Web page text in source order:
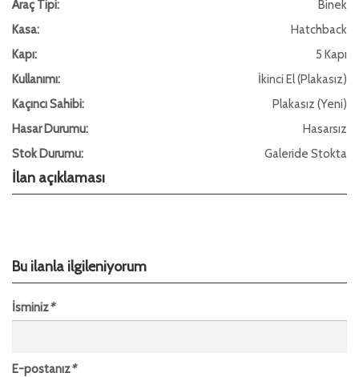
Araç Tipi:
Binek
Kasa:
Hatchback
Kapı:
5 Kapı
Kullanımı:
İkinci El (Plakasız)
Kaçıncı Sahibi:
Plakasız (Yeni)
Hasar Durumu:
Hasarsız
Stok Durumu:
Galeride Stokta
İlan açıklaması
Bu ilanla ilgileniyorum
İsminiz*
E-postanız*